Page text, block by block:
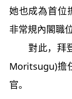
她也成為首位
非常規內閣職位
對此，拜登
Moritsugu)擔
官。